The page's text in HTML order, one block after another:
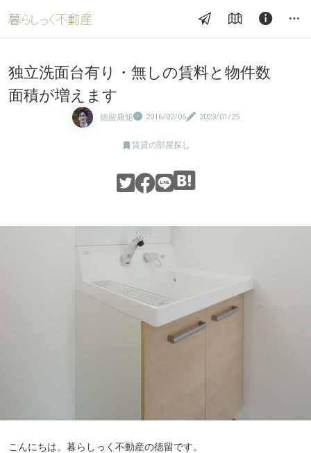
独立洗面台有り・無しの賃料と物件数
面積が増えます
徳留康矩 2016/02/05 2023/01/25
 賃貸の部屋探し
こんにちは。暮らしっく不動産の徳留です。